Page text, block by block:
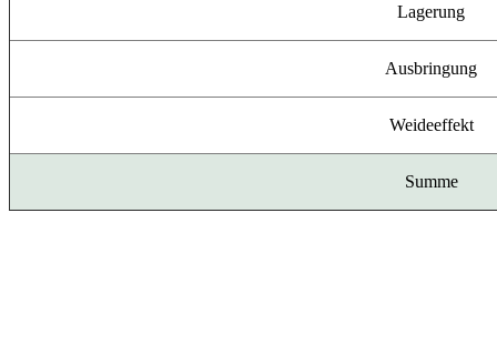
Lagerung
Ausbringung
Weideeffekt
Summe